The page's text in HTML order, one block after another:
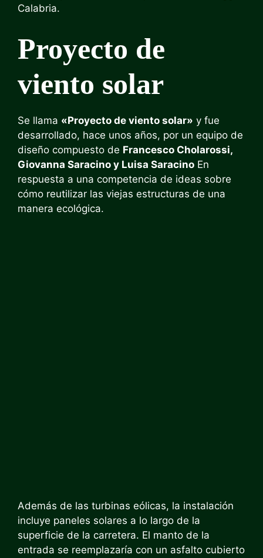
Calabria.
Proyecto de
viento solar
Se llama «Proyecto de viento solar» y fue
desarrollado, hace unos años, por un equipo de
diseño compuesto de Francesco Cholarossi,
Giovanna Saracino y Luisa Saracino En
respuesta a una competencia de ideas sobre
cómo reutilizar las viejas estructuras de una
manera ecológica.
Además de las turbinas eólicas, la instalación
incluye paneles solares a lo largo de la
superficie de la carretera. El manto de la
entrada se reemplazaría con un asfalto cubierto